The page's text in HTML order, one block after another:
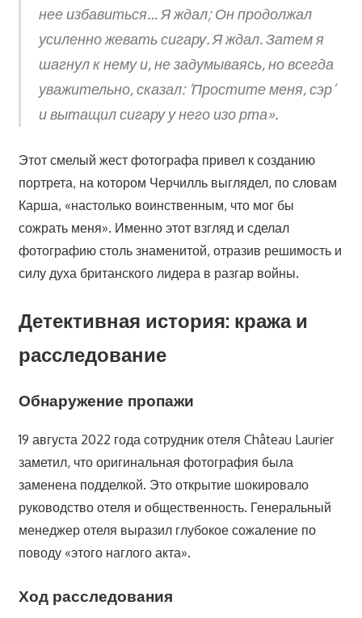
нее избавиться… Я ждал; Он продолжал
усиленно жевать сигару. Я ждал. Затем я
шагнул к нему и, не задумываясь, но всегда
уважительно, сказал: ‘Простите меня, сэр’
и вытащил сигару у него изо рта».
Этот смелый жест фотографа привел к созданию
портрета, на котором Черчилль выглядел, по словам
Карша, «настолько воинственным, что мог бы
сожрать меня». Именно этот взгляд и сделал
фотографию столь знаменитой, отразив решимость и
силу духа британского лидера в разгар войны.
Детективная история: кража и
расследование
Обнаружение пропажи
19 августа 2022 года сотрудник отеля Château Laurier
заметил, что оригинальная фотография была
заменена подделкой. Это открытие шокировало
руководство отеля и общественность. Генеральный
менеджер отеля выразил глубокое сожаление по
поводу «этого наглого акта».
Ход расследования